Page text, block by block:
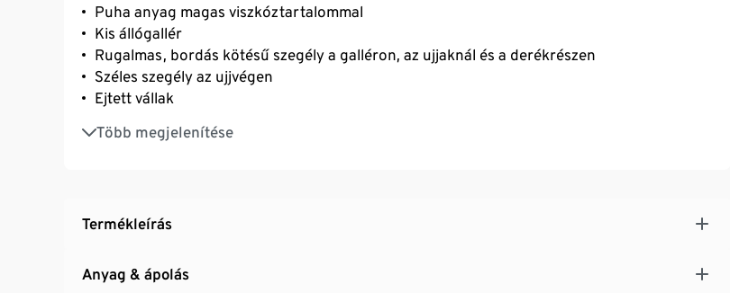
Puha anyag magas viszkóztartalommal
Kis állógallér
Rugalmas, bordás kötésű szegély a galléron, az ujjaknál és a derékrészen
Széles szegély az ujjvégen
Ejtett vállak
Több megjelenítése
Bő ujjak
Termékleírás
Anyag & ápolás